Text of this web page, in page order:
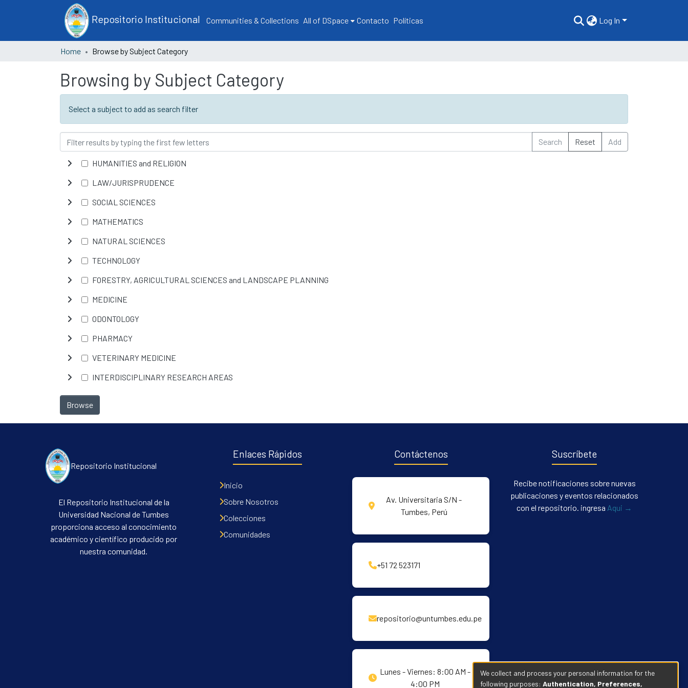
Repositorio Institucional Communities & Collections All of DSpace Contacto Políticas Log In
Home Browse by Subject Category
Browsing by Subject Category
Select a subject to add as search filter
Search Reset Add
HUMANITIES and RELIGION
LAW/JURISPRUDENCE
SOCIAL SCIENCES
MATHEMATICS
NATURAL SCIENCES
TECHNOLOGY
FORESTRY, AGRICULTURAL SCIENCES and LANDSCAPE PLANNING
MEDICINE
ODONTOLOGY
PHARMACY
VETERINARY MEDICINE
INTERDISCIPLINARY RESEARCH AREAS
Browse
Repositorio Institucional
El Repositorio Institucional de la
Universidad Nacional de Tumbes
proporciona acceso al conocimiento
académico y científico producido por
nuestra comunidad.
Enlaces Rápidos
Inicio
Sobre Nosotros
Colecciones
Comunidades
Contáctenos
Av. Universitaria S/N -
Tumbes, Perú
+51 72 523171
repositorio@untumbes.edu.pe
Lunes - Viernes: 8:00 AM -
4:00 PM
Suscríbete
Recibe notificaciones sobre nuevas
publicaciones y eventos relacionados
con el repositorio. ingresa Aqui →
We collect and process your personal information for the
following purposes: Authentication, Preferences,